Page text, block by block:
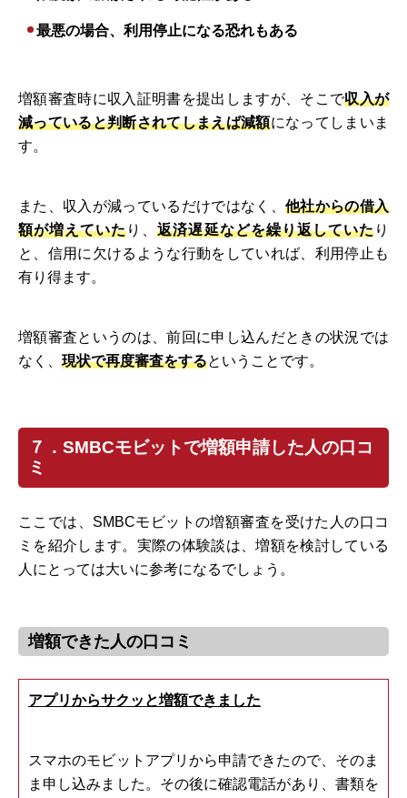
最悪の場合、利用停止になる恐れもある
増額審査時に収入証明書を提出しますが、そこで収入が
減っていると判断されてしまえば減額になってしまいま
す。
また、収入が減っているだけではなく、 他社からの借入
額が増えていたり、返済遅延などを繰り返していたり
と、信用に欠けるような行動をしていれば、利用停止も
有り得ます。
増額審査というのは、前回に申し込んだときの状況では
なく、 現状で再度審査をするということです。
７．SMBCモビットで増額申請した人の口コ
ミ
ここでは、SMBCモビットの増額審査を受けた人の口コ
ミを紹介します。実際の体験談は、増額を検討している
人にとっては大いに参考になるでしょう。
増額できた人の口コミ
アプリからサクッと増額できました
スマホのモビットアプリから申請できたので、そのま
ま申し込みました。その後に確認電話があり、書類を